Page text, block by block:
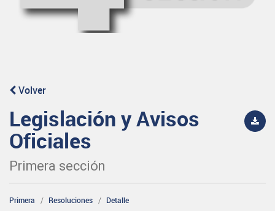
Volver
Legislación y Avisos
Oficiales
Primera sección
Primera Resoluciones Detalle